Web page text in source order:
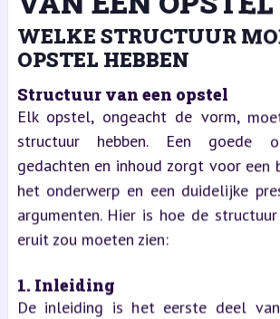
WELKE STRUCTUUR
OPSTEL HEBBEN
Structuur van een opstel
Elk opstel, ongeacht de vorm,
structuur hebben. Een goede
gedachten en inhoud zorgt voor een
het onderwerp en een duidelijke
argumenten. Hier is hoe de
eruit zou moeten zien:
1. Inleiding
De inleiding is het eerste deel